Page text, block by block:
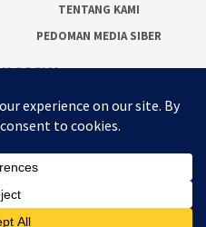
TENTANG KAMI
PEDOMAN MEDIA SIBER
SOCIAL
Twitter
Instagram
RSS